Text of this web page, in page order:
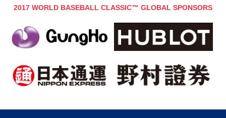
2017 WORLD BASEBALL CLASSIC™ GLOBAL SPONSORS